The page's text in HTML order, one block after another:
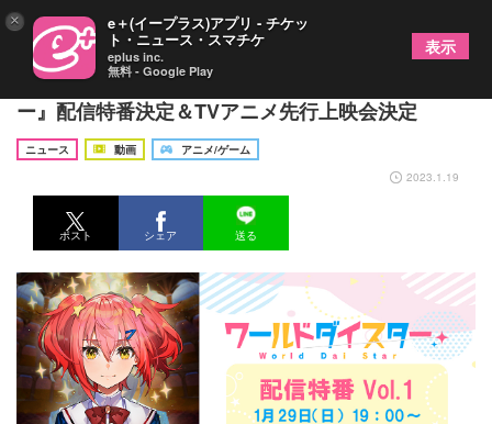
"演劇"ガールズプロジェクト『ワールドダイスタ
ー』配信特番決定＆TVアニメ先行上映会決定
ニュース 動画
アニメ/ゲーム
2023.1.19
ポスト シェア 送る
× e＋(イープラス)アプリ - チケッ
ト・ニュース・スマチケ
eplus inc.
無料 - Google Play
表示